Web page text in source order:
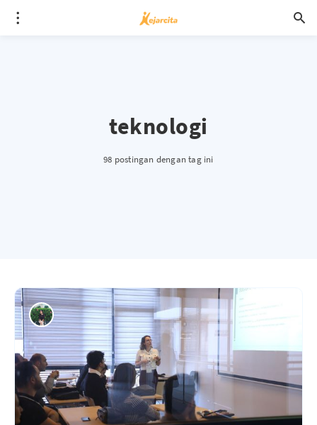
teknologi
98 postingan dengan tag ini